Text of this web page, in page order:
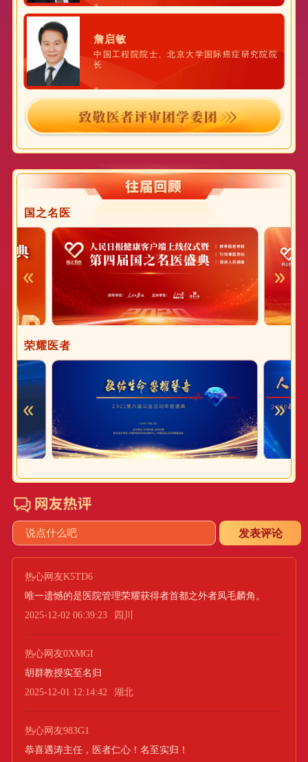
詹启敏
中国工程院院士、北京大学国际癌症研究院院
长
国之名医
荣耀医者
发表评论
热心网友K5TD6
唯一遗憾的是医院管理荣耀获得者首都之外者凤毛麟角。
2025-12-02 06:39:23
四川
热心网友0XMGI
胡群教授实至名归
2025-12-01 12:14:42
湖北
热心网友983G1
恭喜遇涛主任，医者仁心！名至实归！